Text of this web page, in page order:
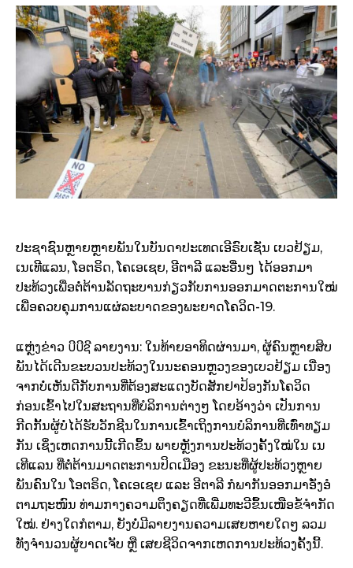
ປະຊາຊົນຫຼາຍຫຼາຍພັນໃນບັນດາປະເທດເອີຣົບເຊັ່ນ ເບວຢ້ຽມ,
ເນເທີແລນ, ໂອຕຣິດ, ໂຄເອເຊຍ, ອີຕາລີ ແລະອື່ນໆ ໄດ້ອອກມາ
ປະທ້ວງເພື່ອຕໍ່ຕ້ານລັດຖະບານກ່ຽວກັບການອອກມາດຕະການໃໝ່
ເພື່ອຄວບຄຸມການແຜ່ລະບາດຂອງພະຍາດໂຄວິດ-19.
ແຫຼ່ງຂ່າວ ບີບີຊີລາຍງານ: ໃນທ້າຍອາທິດຜ່ານມາ, ຜູ້ຄົນຫຼາຍສິບ
ພັນໄດ້ເດີນຂະບວນປະທ້ວງໃນນະຄອນຫຼວງຂອງເບວຢ້ຽມ ເນື່ອງ
ຈາກບໍ່ເຫັນດີກັບການທີ່ຕ້ອງສະແດງບັດສັກຢາປ້ອງກັນໂຄວິດ
ກ່ອນເຂົ້າໄປໃນສະຖານທີ່ບໍລິການຕ່າງໆ ໂດຍອ້າງວ່າ ເປັນການ
ກີດກັ້ນຜູ້ບໍ່ໄດ້ຮັບວັກຊີນໃນການເຂົ້າເຖິງການບໍລິການທີ່ເທົ່າທຽມ
ກັນ ເຊິ່ງເຫດການນີ້ເກີດຂຶ້ນ ພາຍຫຼັງການປະທ້ວງຄັ້ງໃໝ່ໃນ ເນ
ເທີແລນ ທີ່ຕໍ່ຕ້ານມາດຕະການປິດເມືອງ ຂະນະທີ່ຜູ້ປະທ້ວງຫຼາຍ
ພັນຄົນໃນ ໂອຕຣິດ, ໂຄເອເຊຍ ແລະ ອີຕາລີ ກໍພາກັນອອກມາອັ່ງອໍ
ຕາມຖະໜົນ ທ່າມກາງຄວາມຕຶງຄຽດທີ່ເພີ່ມທະວີຂຶ້້ນເໜືອຂໍ້ຈຳກັດ
ໃໝ່. ຢ່າງໃດກໍຕາມ, ຍັງບໍ່ມີລາຍງານຄວາມເສຍຫາຍໃດໆ ລວມ
ທັງຈຳນວນຜູ້ບາດເຈັບ ຫຼື ເສຍຊີວິດຈາກເຫດການປະທ້ວງຄັ້ງນີ້.